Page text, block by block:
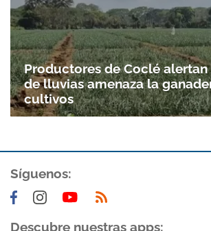
Productores de Coclé
de lluvias amenaza la
cultivos
Síguenos:
Descubre nuestras apps: